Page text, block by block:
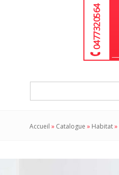
04 77 32 05 64
Accueil » Catalogue » Habitat»